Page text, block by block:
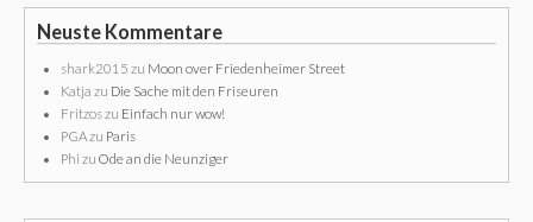
Neuste Kommentare
shark2015 zu Moon over Friedenheimer Street
Katja zu Die Sache mit den Friseuren
Fritzoszu Einfach nur wow!
PGAzu Paris
Phi zu Ode an die Neunziger